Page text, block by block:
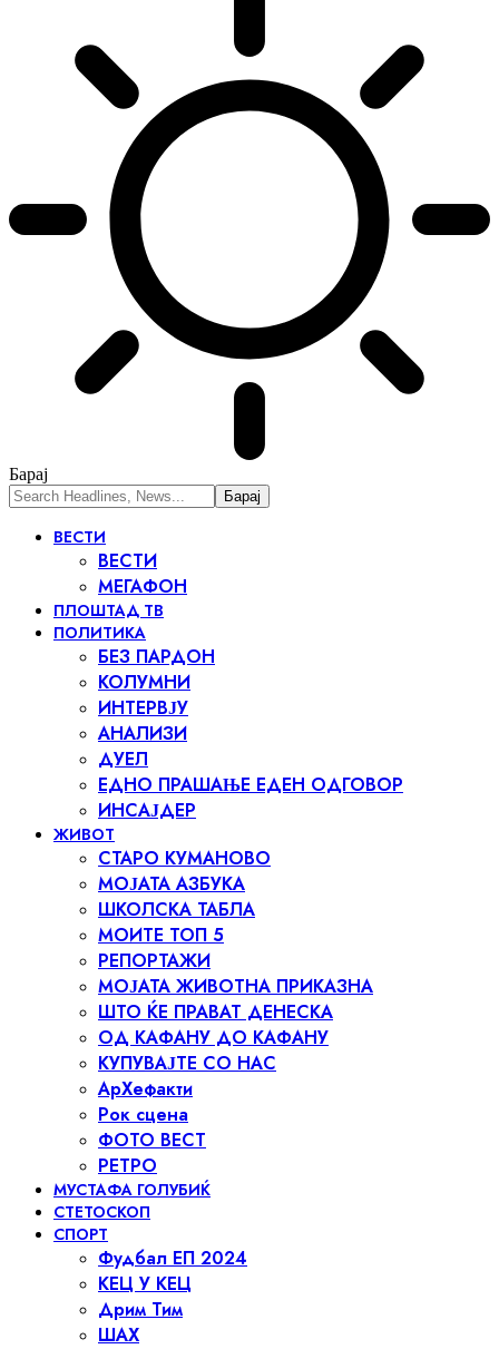
Барај
ВЕСТИ
ВЕСТИ
МЕГАФОН
ПЛОШТАД ТВ
ПОЛИТИКА
БЕЗ ПАРДОН
КОЛУМНИ
ИНТЕРВЈУ
АНАЛИЗИ
ДУЕЛ
ЕДНО ПРАШАЊЕ ЕДЕН ОДГОВОР
ИНСАЈДЕР
ЖИВОТ
СТАРО КУМАНОВО
МОЈАТА АЗБУКА
ШКОЛСКА ТАБЛА
МОИТЕ ТОП 5
РЕПОРТАЖИ
МОЈАТА ЖИВОТНА ПРИКАЗНА
ШТО ЌЕ ПРАВАТ ДЕНЕСКА
ОД КАФАНУ ДО КАФАНУ
КУПУВАЈТЕ СО НАС
АрХефакти
Рок сцена
ФОТО ВЕСТ
РЕТРО
МУСТАФА ГОЛУБИЌ
СТЕТОСКОП
СПОРТ
Фудбал ЕП 2024
КЕЦ У КЕЦ
Дрим Тим
ШАХ